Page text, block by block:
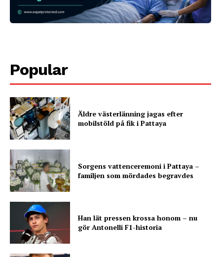
Popular
Äldre västerlänning jagas efter
mobilstöld på fik i Pattaya
Sorgens vattenceremoni i Pattaya –
familjen som mördades begravdes
Han lät pressen krossa honom – nu
gör Antonelli F1-historia